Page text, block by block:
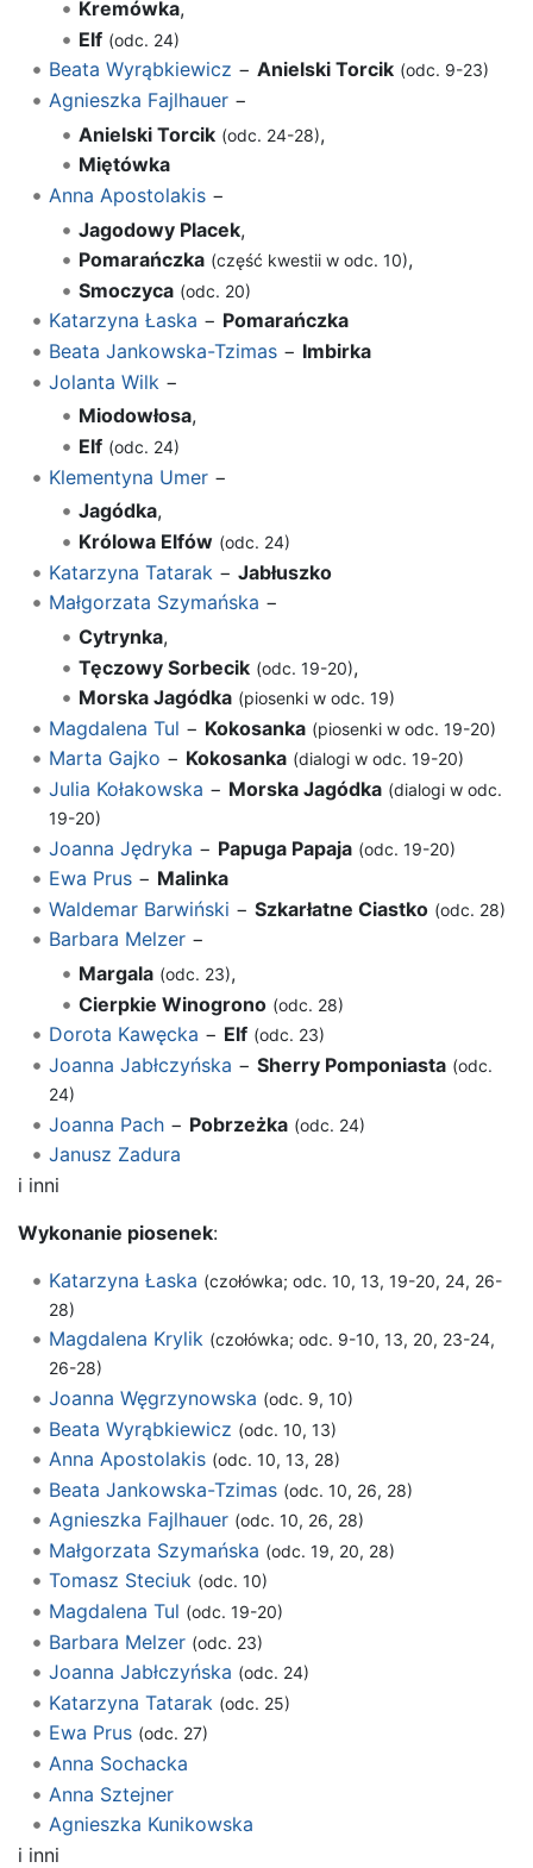
Kremówka,
Elf (odc. 24)
Beata Wyrąbkiewicz − Anielski Torcik (odc. 9-23)
Agnieszka Fajlhauer−
Anielski Torcik (odc. 24-28),
Miętówka
Anna Apostolakis−
Jagodowy Placek,
Pomarańczka (część kwestii w odc. 10),
Smoczyca (odc. 20)
Katarzyna Łaska − Pomarańczka
Beata Jankowska-Tzimas− Imbirka
Jolanta Wilk −
Miodowłosa,
Elf (odc. 24)
Klementyna Umer−
Jagódka,
Królowa Elfów (odc. 24)
Katarzyna Tatarak − Jabłuszko
Małgorzata Szymańska −
Cytrynka,
Tęczowy Sorbecik (odc. 19-20),
Morska Jagódka (piosenki w odc. 19)
Magdalena Tul − Kokosanka (piosenki w odc. 19-20)
Marta Gajko − Kokosanka (dialogi w odc. 19-20)
Julia Kołakowska − Morska Jagódka (dialogi w odc.
19-20)
Joanna Jędryka − Papuga Papaja (odc. 19-20)
Ewa Prus− Malinka
Waldemar Barwiński − Szkarłatne Ciastko (odc. 28)
Barbara Melzer−
Margala (odc. 23),
Cierpkie Winogrono (odc. 28)
Dorota Kawęcka − Elf (odc. 23)
Joanna Jabłczyńska − Sherry Pomponiasta (odc.
24)
Joanna Pach− Pobrzeżka (odc. 24)
Janusz Zadura
i inni
Wykonanie piosenek:
Katarzyna Łaska (czołówka; odc. 10, 13, 19-20, 24, 26-
28)
Magdalena Krylik (czołówka; odc. 9-10, 13, 20, 23-24,
26-28)
Joanna Węgrzynowska (odc. 9, 10)
Beata Wyrąbkiewicz (odc. 10, 13)
Anna Apostolakis (odc. 10, 13, 28)
Beata Jankowska-Tzimas (odc. 10, 26, 28)
Agnieszka Fajlhauer (odc. 10, 26, 28)
Małgorzata Szymańska (odc. 19, 20, 28)
Tomasz Steciuk (odc. 10)
Magdalena Tul (odc. 19-20)
Barbara Melzer (odc. 23)
Joanna Jabłczyńska (odc. 24)
Katarzyna Tatarak (odc. 25)
Ewa Prus (odc. 27)
Anna Sochacka
Anna Sztejner
Agnieszka Kunikowska
i inni